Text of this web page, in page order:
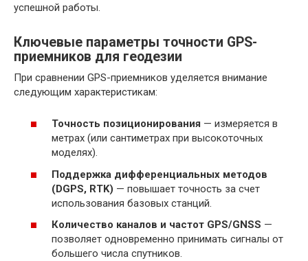
успешной работы.
Ключевые параметры точности GPS-
приемников для геодезии
При сравнении GPS-приемников уделяется внимание
следующим характеристикам:
Точность позиционирования — измеряется в
метрах (или сантиметрах при высокоточных
моделях).
Поддержка дифференциальных методов
(DGPS, RTK) — повышает точность за счет
использования базовых станций.
Количество каналов и частот GPS/GNSS —
позволяет одновременно принимать сигналы от
большего числа спутников.